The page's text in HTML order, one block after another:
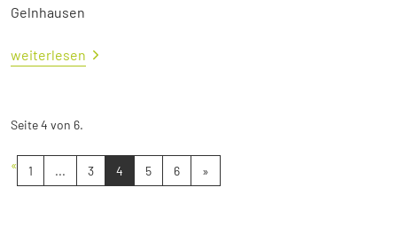
Gelnhausen
weiterlesen
Seite 4 von 6.
« 1 ... 3 4 5 6 »